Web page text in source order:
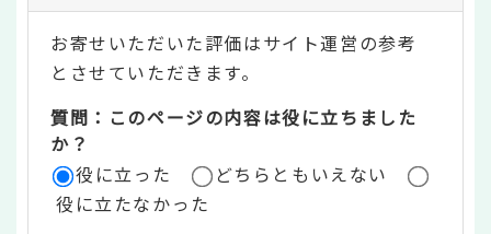
テ
ン
ツ
評
価
お寄せいただいた評価はサイト運営の参考
とさせていただきます。
質問：このページの内容は役に立ちました
か？
役に立った
どちらともいえない
役に立たなかった